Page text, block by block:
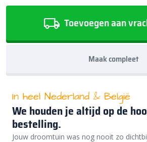
Toevoegen aan
Maak compleet
In heel Nederland & België
We houden je altijd op de
bestelling.
Jouw droomtuin was nog nooit zo